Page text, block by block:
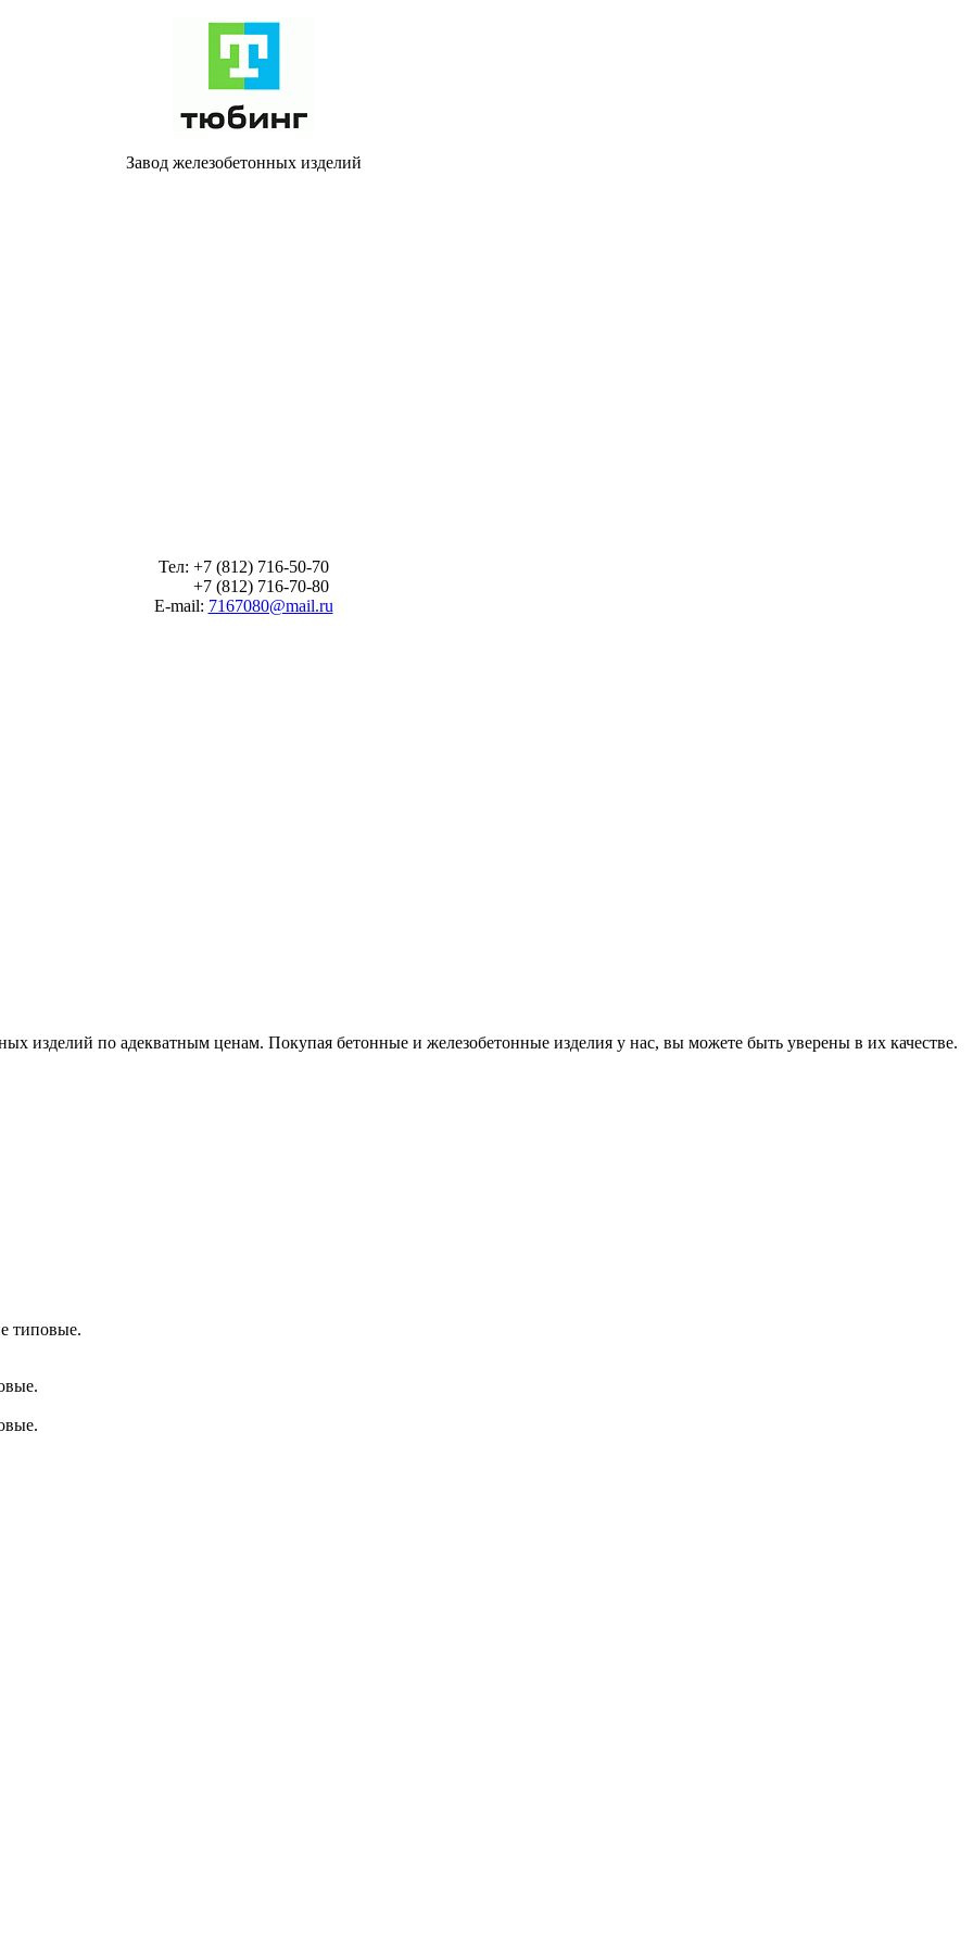
Завод железобетонных изделий
Тел: +7 (812) 716-50-70
+7 (812) 716-70-80
E-mail: 7167080@mail.ru
изделий по адекватным ценам. Покупая бетонные и железобетонные изделия у нас, вы можете быть уверены в их качестве.
типовые.